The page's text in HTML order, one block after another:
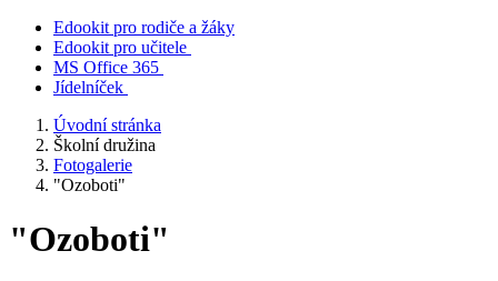
Edookit pro rodiče a žáky
Edookit pro učitele
MS Office 365
Jídelníček
Úvodní stránka
Školní družina
Fotogalerie
"Ozoboti"
"Ozoboti"